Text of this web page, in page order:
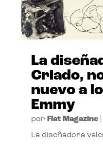
La
Criado,
nuevo a
Emmy
por Flat Magazine|
La diseñadora